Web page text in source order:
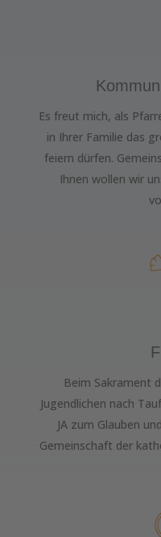
Es freut mich, als
in Ihrer Familie das
feiern dürfen.
Ihnen wollen wir
Beim Sakrament
Jugendlichen nach
JA zum Glauben
Gemeinschaft der